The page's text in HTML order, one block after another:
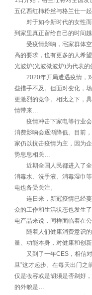
五亿西红柿粉丝与格兰仕一
对于如今新时代的女性而
到家里真正留给自己的时间越
受疫情影响，宅家群体空
高的要求，也有更多的人希
光波炉(光波微波炉)为代表的
2020年开局遭遇疫情，对
些措手不及。但面对变化，
更激烈的竞争。相比之下，
情带来…
疫情冲击下家电等行业会
消费影响会逐渐降低。目前
家仍以抗击疫情为主，因为
势息息相关…
近期全国人民都进入了全
消毒水、洗手液、消毒湿巾
电也备受关注。
连日来，新冠疫情已经蔓
众的工作和生活状态也发生
电产品来说，同样面临着在
随着人们健康消费意识的
量、功能本身，对健康和创
又到了一年CES，相信对
旦”这才起步。在每天出门之
仅是妆容或是胡须是否剃好
的外貌是…